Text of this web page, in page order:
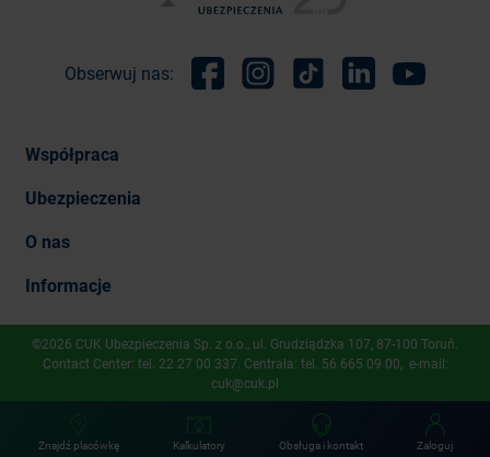
Znajdź placówkę Kalkulatory Obsługa i kontakt Zaloguj
Obserwuj nas:
Współpraca
Ubezpieczenia
O nas
Informacje
©2026 CUK Ubezpieczenia Sp. z o.o., ​ul. Grudziądzka 107, 87-100 Toruń.
Contact Center: tel. 22 27 00 337 . Centrala: tel. 56 665 09 00 , e-mail:
cuk@cuk.pl